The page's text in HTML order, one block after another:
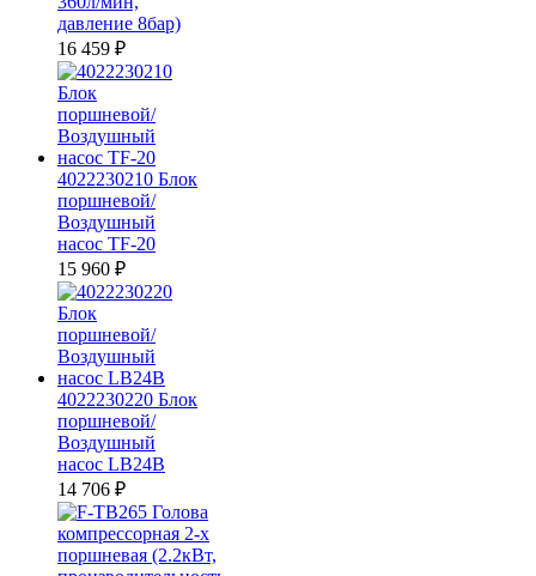
давление 8бар)
16 459 ₽
4022230210 Блок
поршневой/
Воздушный
насос TF-20
15 960 ₽
4022230220 Блок
поршневой/
Воздушный
насос LB24B
14 706 ₽